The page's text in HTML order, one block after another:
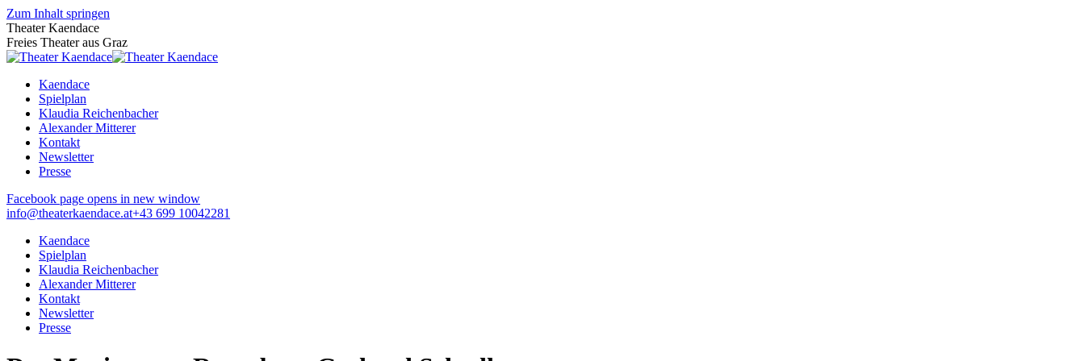
Zum Inhalt springen
Theater Kaendace
Freies Theater aus Graz
Kaendace
Spielplan
Klaudia Reichenbacher
Alexander Mitterer
Kontakt
Newsletter
Presse
Facebook page opens in new window
info@theaterkaendace.at‭+43 699 10042281‬
Kaendace
Spielplan
Klaudia Reichenbacher
Alexander Mitterer
Kontakt
Newsletter
Presse